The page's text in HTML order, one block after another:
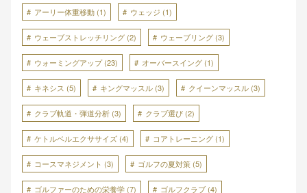
アーリー体重移動 (1) ウェッジ (1)
ウェーブストレッチリング (2) ウェーブリング (3)
ウォーミングアップ(23) オーバースイング (1)
キネシス (5) キングマッスル (3) クイーンマッスル (3)
クラブ軌道・弾道分析 (3) クラブ選び (2)
ケトルベルエクササイズ (4) コアトレーニング (1)
コースマネジメント (3) ゴルフの夏対策 (5)
ゴルファーのための栄養学 (7) ゴルフクラブ (4)